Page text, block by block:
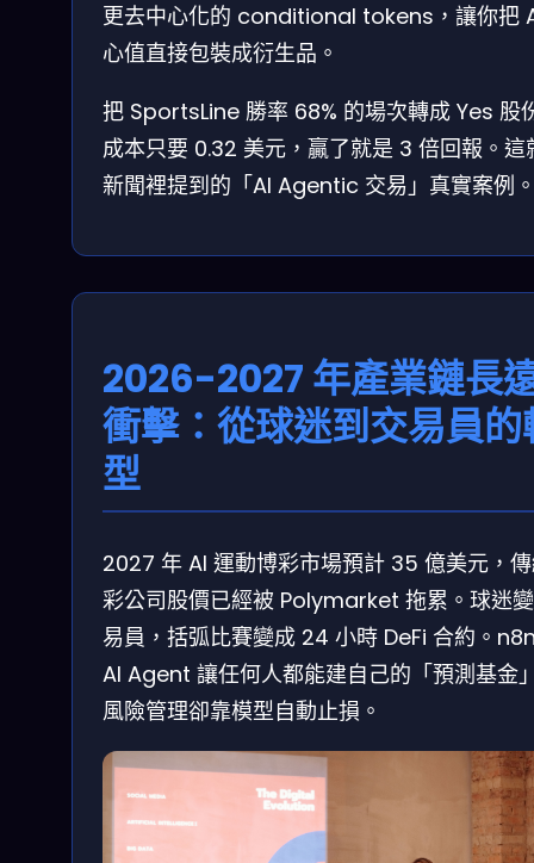
更去中心化的 conditional tokens，讓你把
心值直接包裝成衍生品。
把 SportsLine 勝率 68% 的場次轉成 Yes 股
成本只要 0.32 美元，贏了就是 3 倍回報。這
新聞裡提到的「AI Agentic 交易」真實案例
2026-2027 年產業鏈長
衝擊：從球迷到交易員的
型
2027 年 AI 運動博彩市場預計 35 億美元，
彩公司股價已經被 Polymarket 拖累。球迷
易員，括弧比賽變成 24 小時 DeFi 合約。
AI Agent 讓任何人都能建自己的「預測基金
風險管理卻靠模型自動止損。